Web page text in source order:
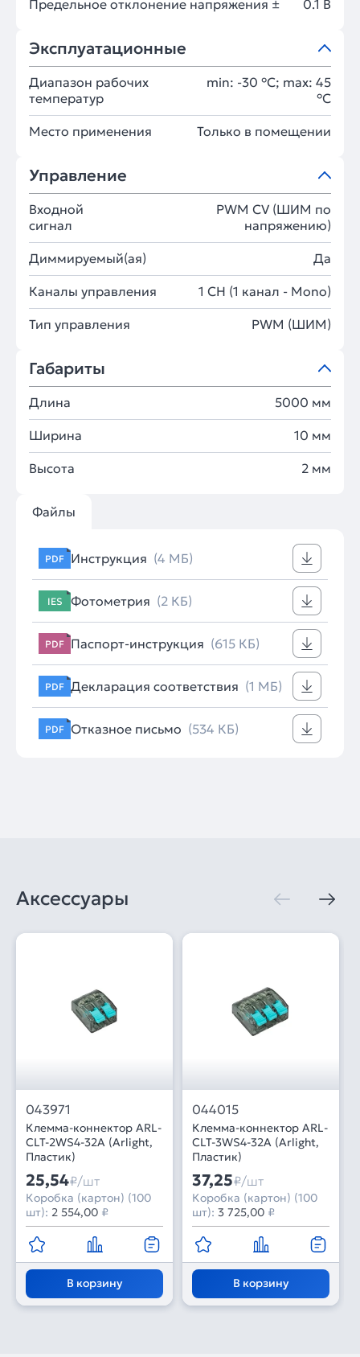
Предельное отклонение напряжения ± 0.1 В
Эксплуатационные
Диапазон рабочих
температур
min: -30 °C; max: 45
°C
Место применения Только в помещении
Управление
Входной
сигнал
PWM СV (ШИМ по
напряжению)
Диммируемый(ая) Да
Каналы управления 1 CH (1 канал - Mono)
Тип управления PWM (ШИМ)
Габариты
Длина 5000 мм
Ширина 10 мм
Высота 2 мм
Файлы
PDF Инструкция (4 МБ)
IES Фотометрия (2 КБ)
PDF Паспорт-инструкция (615 КБ)
PDF Декларация соответствия (1 МБ)
PDF Отказное письмо (534 КБ)
Аксессуары
043971
Клемма-коннектор ARL-
CLT-2WS4-32A (Arlight,
Пластик)
25,54₽/шт
Коробка (картон) (100
шт): 2 554,00 ₽
В корзину
044015
Клемма-коннектор ARL-
CLT-3WS4-32A (Arlight,
Пластик)
37,25₽/шт
Коробка (картон) (100
шт): 3 725,00 ₽
В корзину